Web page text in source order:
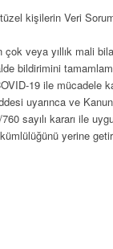
kişilerin Veri
çok veya yıllık
bildirimini
19 ile mücadele
uyarınca ve
sayılı kararı ile
yerine